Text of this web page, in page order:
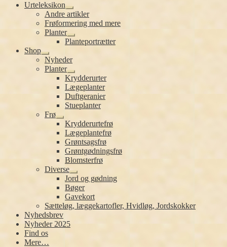
Urteleksikon
Udfold
undermenu
Andre artikler
Frøformering med mere
Planter
Udfold
undermenu
Planteportrætter
Shop
Udfold
undermenu
Nyheder
Planter
Udfold
undermenu
Krydderurter
Lægeplanter
Duftgeranier
Stueplanter
Frø
Udfold
undermenu
Krydderurtefrø
Lægeplantefrø
Grøntsagsfrø
Grøntgødningsfrø
Blomsterfrø
Diverse
Udfold
undermenu
Jord og gødning
Bøger
Gavekort
Sætteløg, læggekartofler, Hvidløg, Jordskokker
Nyhedsbrev
Nyheder 2025
Find os
Mere…